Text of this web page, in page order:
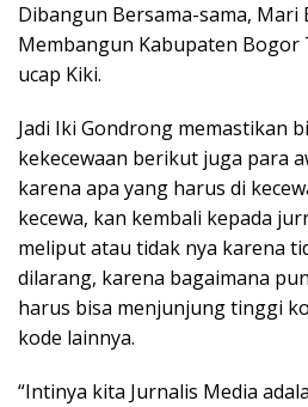
Dibangun Bersama-sama, Mari
Membangun Kabupaten Bogor
ucap Kiki.
Jadi Iki Gondrong memastikan
kekecewaan berikut juga para
karena apa yang harus di
kecewa, kan kembali kepada
meliput atau tidak nya karena
dilarang, karena bagaimana
harus bisa menjunjung tinggi
kode lainnya.
“Intinya kita Jurnalis Media